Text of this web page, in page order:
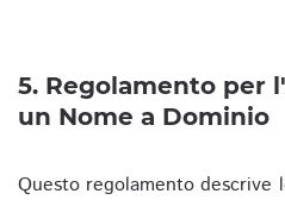
5. Regolamento per
un Nome a Dominio
Questo regolamento